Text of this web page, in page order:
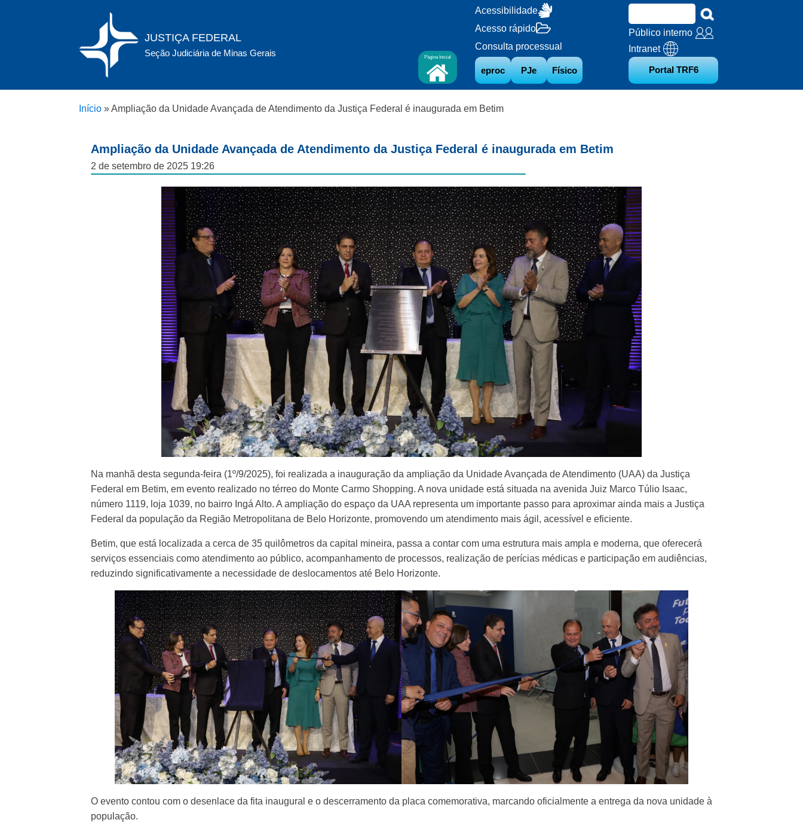
JUSTIÇA FEDERAL
Seção Judiciária de Minas Gerais Página Inicial
Acessibilidade
Acesso rápido
Consulta processual
eproc PJe Físico
Público interno
Intranet
Portal TRF6
Início »Ampliação da Unidade Avançada de Atendimento da Justiça Federal é inaugurada em Betim
Ampliação da Unidade Avançada de Atendimento da Justiça Federal é inaugurada em Betim
2 de setembro de 2025 19:26
Na manhã desta segunda-feira (1º/9/2025), foi realizada a inauguração da ampliação da Unidade Avançada de Atendimento (UAA) da Justiça
Federal em Betim, em evento realizado no térreo do Monte Carmo Shopping. A nova unidade está situada na avenida Juiz Marco Túlio Isaac,
número 1119, loja 1039, no bairro Ingá Alto. A ampliação do espaço da UAA representa um importante passo para aproximar ainda mais a Justiça
Federal da população da Região Metropolitana de Belo Horizonte, promovendo um atendimento mais ágil, acessível e eficiente.
Betim, que está localizada a cerca de 35 quilômetros da capital mineira, passa a contar com uma estrutura mais ampla e moderna, que oferecerá
serviços essenciais como atendimento ao público, acompanhamento de processos, realização de perícias médicas e participação em audiências,
reduzindo significativamente a necessidade de deslocamentos até Belo Horizonte.
O evento contou com o desenlace da fita inaugural e o descerramento da placa comemorativa, marcando oficialmente a entrega da nova unidade à
população.